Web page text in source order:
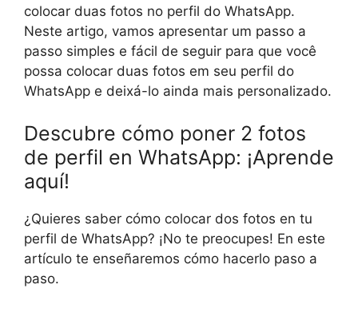
colocar duas fotos no perfil do WhatsApp.
Neste artigo, vamos apresentar um passo a
passo simples e fácil de seguir para que você
possa colocar duas fotos em seu perfil do
WhatsApp e deixá-lo ainda mais personalizado.
Descubre cómo poner 2 fotos
de perfil en WhatsApp: ¡Aprende
aquí!
¿Quieres saber cómo colocar dos fotos en tu
perfil de WhatsApp? ¡No te preocupes! En este
artículo te enseñaremos cómo hacerlo paso a
paso.